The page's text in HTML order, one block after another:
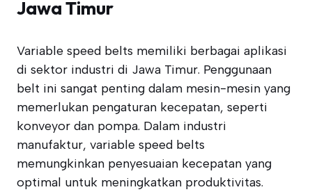
Jawa Timur
Variable speed belts memiliki berbagai aplikasi
di sektor industri di Jawa Timur. Penggunaan
belt ini sangat penting dalam mesin-mesin yang
memerlukan pengaturan kecepatan, seperti
konveyor dan pompa. Dalam industri
manufaktur, variable speed belts
memungkinkan penyesuaian kecepatan yang
optimal untuk meningkatkan produktivitas.